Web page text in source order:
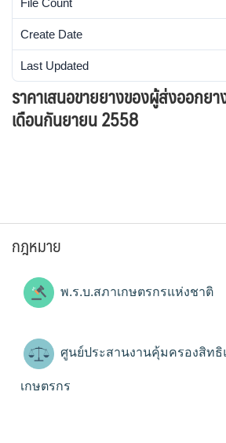
Search
for:
Create Date
Last Updated
ราคาเสนอขายยางของผู้ส่งออกย
เดือนกันยายน 2558
กฎหมาย
พ.ร.บ.สภาเกษตรกรแห่งชาติ
ศูนย์ประสานงานคุ้มครองสิทธิ
เกษตรกร